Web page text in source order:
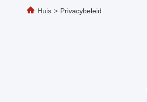
Huis > Privacybeleid